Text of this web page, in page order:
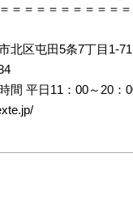
＝＝＝＝＝＝＝＝＝
北区屯田5条7丁目1-
間 平日11：00～20：